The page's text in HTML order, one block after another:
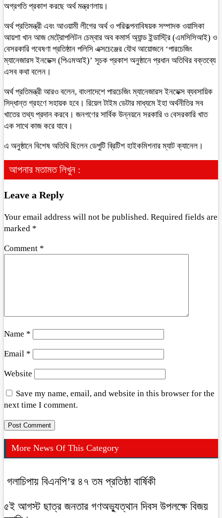
অগ্রগতি প্রকাশ করছে অর্থ মন্ত্রণলায়।
অর্থ প্রতিমন্ত্রী এবং আওয়ামী লীগের অর্থ ও পরিকল্পনাবিষয়ক সম্পাদক ওয়াসিকা
আয়শা খান আজ মেট্রোপলিটন চেম্বার অব কমার্স অ্যান্ড ইন্ডাস্ট্রি (এমসিসিআই) ও
বেসরকারি গবেষণা প্রতিষ্ঠান পলিসি এক্সচেঞ্জের যৌথ আয়োজনে ‘পারচেজিং
ম্যানেজারস ইনডেক্স (পিএমআই)’ সূচক প্রকাশ অনুষ্ঠানে প্রধান অতিথির বক্তব্যে
এসব কথা বলেন।
অর্থ প্রতিমন্ত্রী আরও বলেন, বাংলাদেশে পারচেজিং ম্যানেজারস ইনডেক্স ব্যবসায়িক
সিদ্ধান্ত গ্রহণে সহায়ক হবে। রিয়েল টাইম ডেটার মাধ্যমে ইহা অর্থনীতির সব
খাতের তথ্য প্রদান করবে। জনগণের সার্বিক উন্নয়নে সরকারি ও বেসরকারি খাত
এক সাথে কাজ করে যাবে।
এ অনুষ্ঠানে বিশেষ অতিথি ছিলেন ডেপুটি ব্রিটিশ হাইকমিশনার ম্যাট ক্যানেল।
আপনার মতামত লিখুন :
Leave a Reply
Your email address will not be published. Required fields are
marked *
Comment *
Name *
Email *
Website
Save my name, email, and website in this browser for the
next time I comment.
More News Of This Category
গলাচিপায় বিএনপি’র ৪৭ তম প্রতিষ্ঠা বার্ষিকী
৫ই আগস্ট ছাত্র জনতার গণঅভ্যুত্থান দিবস উপলক্ষে বিজয়